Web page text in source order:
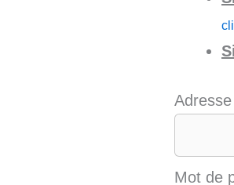
Adresse
Mot de